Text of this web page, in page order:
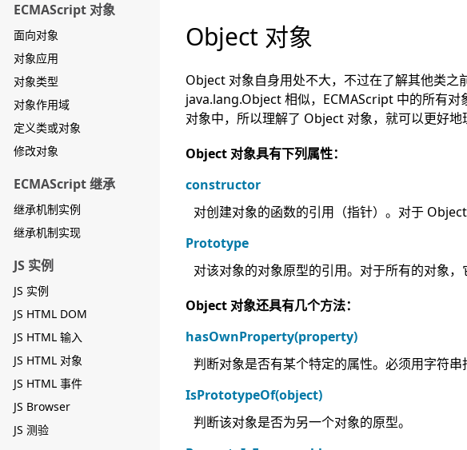
ECMAScript 对象
面向对象
对象应用
对象类型
对象作用域
定义类或对象
修改对象
ECMAScript 继承
继承机制实例
继承机制实现
JS 实例
JS 实例
JS HTML DOM
JS HTML 输入
JS HTML 对象
JS HTML 事件
JS Browser
JS 测验
Object 对象
Object 对象自身用处不大，不过在了解其他类之
java.lang.Object 相似，ECMAScript 中的所有
对象中，所以理解了 Object 对象，就可以更好地
Object 对象具有下列属性：
constructor
对创建对象的函数的引用（指针）。对于
Prototype
对该对象的对象原型的引用。对于所有的对象
Object 对象还具有几个方法：
hasOwnProperty(property)
判断对象是否有某个特定的属性。必须用字符
IsPrototypeOf(object)
判断该对象是否为另一个对象的原型。